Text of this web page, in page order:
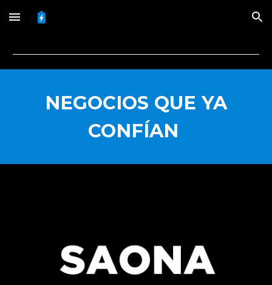
Skip to main content Skip to navigation
NEGOCIOS QUE YA
CONFÍAN